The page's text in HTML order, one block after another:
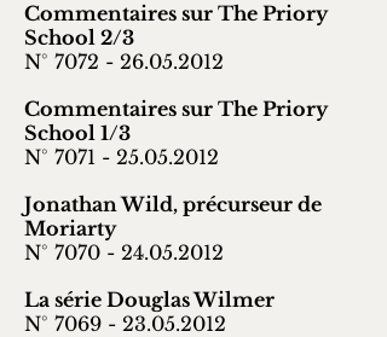
Commentaires sur The Priory
School 2/3
N° 7072 - 26.05.2012
Commentaires sur The Priory
School 1/3
N° 7071 - 25.05.2012
Jonathan Wild, précurseur de
Moriarty
N° 7070 - 24.05.2012
La série Douglas Wilmer
N° 7069 - 23.05.2012